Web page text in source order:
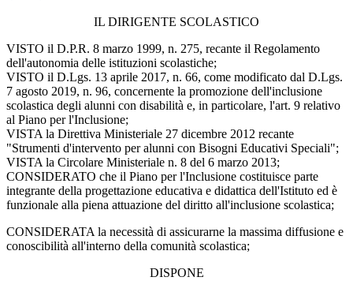
IL DIRIGENTE SCOLASTICO
VISTO il D.P.R. 8 marzo 1999, n. 275, recante il Regolamento
dell'autonomia delle istituzioni scolastiche;
VISTO il D.Lgs. 13 aprile 2017, n. 66, come modificato dal D.Lgs.
7 agosto 2019, n. 96, concernente la promozione dell'inclusione
scolastica degli alunni con disabilità e, in particolare, l'art. 9 relativo
al Piano per l'Inclusione;
VISTA la Direttiva Ministeriale 27 dicembre 2012 recante
"Strumenti d'intervento per alunni con Bisogni Educativi Speciali";
VISTA la Circolare Ministeriale n. 8 del 6 marzo 2013;
CONSIDERATO che il Piano per l'Inclusione costituisce parte
integrante della progettazione educativa e didattica dell'Istituto ed è
funzionale alla piena attuazione del diritto all'inclusione scolastica;
CONSIDERATA la necessità di assicurarne la massima diffusione e
conoscibilità all'interno della comunità scolastica;
DISPONE